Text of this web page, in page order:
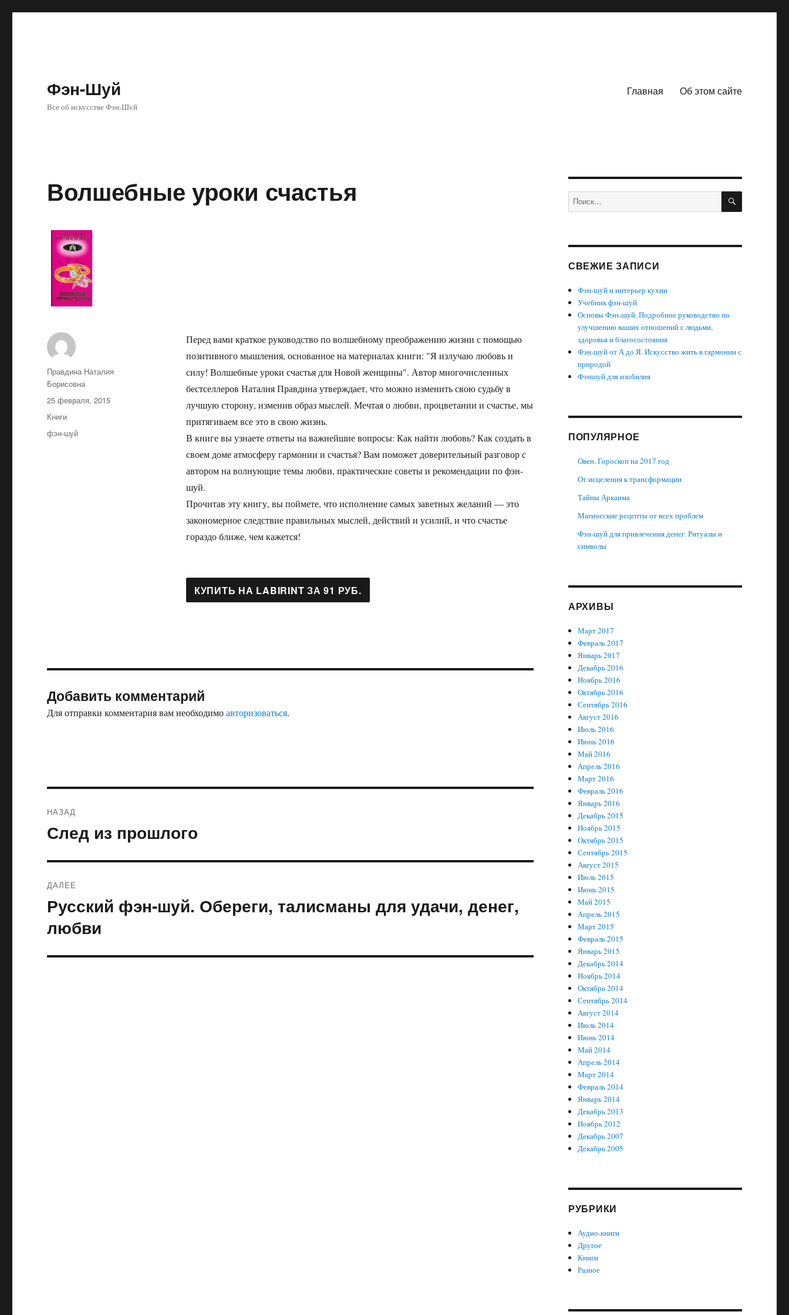
Фэн-Шуй
Все об искусстве Фэн-Шуй
Главная Об этом сайте
Волшебные уроки счастья
Перед вами краткое руководство по волшебному преображению жизни с помощью
позитивного мышления, основанное на материалах книги: "Я излучаю любовь и
силу! Волшебные уроки счастья для Новой женщины". Автор многочисленных
бестселлеров Наталия Правдина утверждает, что можно изменить свою судьбу в
лучшую сторону, изменив образ мыслей. Мечтая о любви, процветании и счастье, мы
притягиваем все это в свою жизнь.
В книге вы узнаете ответы на важнейшие вопросы: Как найти любовь? Как создать в
своем доме атмосферу гармонии и счастья? Вам поможет доверительный разговор с
автором на волнующие темы любви, практические советы и рекомендации по фэн-
шуй.
Прочитав эту книгу, вы поймете, что исполнение самых заветных желаний — это
закономерное следствие правильных мыслей, действий и усилий, и что счастье
гораздо ближе, чем кажется!
Автор
Правдина Наталия
Борисовна
Опубликовано
25 февраля, 2015
Рубрики
Книги
Метки
фэн-шуй
Добавить комментарий
Для отправки комментария вам необходимоавторизоваться.
по
НАЗАД
Предыдущая
След из прошлого
ДАЛЕЕ
Следующая
запись:
Русский фэн-шуй. Обереги, талисманы для удачи, денег,
любви
Искать: ПОИСК
СВЕЖИЕ ЗАПИСИ
Фэн-шуй и интерьер кухни
Учебник фэн-шуй
Основы Фэн-шуй. Подробное руководство по
улучшению ваших отношений с людьми,
здоровья и благосостояния
Фэн-шуй от А до Я. Искусство жить в гармонии с
природой
Фэншуй для изобилия
ПОПУЛЯРНОЕ
Овен. Гороскоп на 2017 год
От исцеления к трансформации
Тайны Аркаима
Магические рецепты от всех проблем
Фэн-шуй для привлечения денег. Ритуалы и
символы
АРХИВЫ
Март 2017
Февраль 2017
Январь 2017
Декабрь 2016
Ноябрь 2016
Октябрь 2016
Сентябрь 2016
Август 2016
Июль 2016
Июнь 2016
Май 2016
Апрель 2016
Март 2016
Февраль 2016
Январь 2016
Декабрь 2015
Ноябрь 2015
Октябрь 2015
Сентябрь 2015
Август 2015
Июль 2015
Июнь 2015
Май 2015
Апрель 2015
Март 2015
Февраль 2015
Январь 2015
Декабрь 2014
Ноябрь 2014
Октябрь 2014
Сентябрь 2014
Август 2014
Июль 2014
Июнь 2014
Май 2014
Апрель 2014
Март 2014
Февраль 2014
Январь 2014
Декабрь 2013
Ноябрь 2012
Декабрь 2007
Декабрь 2005
РУБРИКИ
Аудио-книги
Другое
Книги
Разное